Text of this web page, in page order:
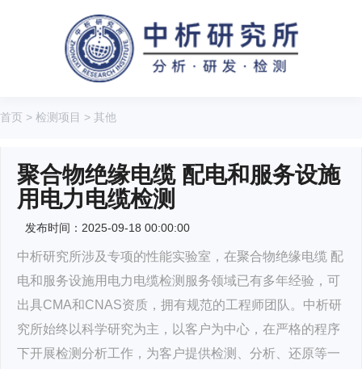
首页 > 检测项目 > 其他
聚合物绝缘电缆 配电和服务设施
用电力电缆检测
发布时间：2025-09-18 00:00:00
中析研究所涉及专项的性能实验室，在聚合物绝缘电缆 配
电和服务设施用电力电缆检测服务领域已有多年经验，可
出具CMA和CNAS资质，拥有规范的工程师团队。中析研
究所始终以科学研究为主，以客户为中心，在严格的程序
下开展检测分析工作，为客户提供检测、分析、还原等一